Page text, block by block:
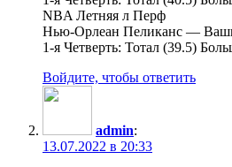
NBA Летняя л Перф
Нью-Орлеан Пеликанс —
1-я Четверть: Тотал (39.5)
Войдите, чтобы ответить
admin:
13.07.2022 в 20:33